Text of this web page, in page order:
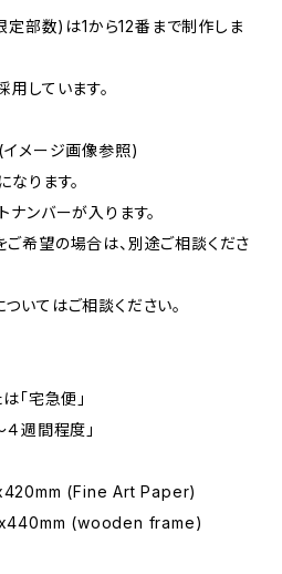
定部数)は1から12番まで制作しま
用しています。
イメージ画像参照)
なります。
ナンバーが入ります。
希望の場合は、別途ご相談くださ
いてはご相談ください。
「宅急便」
４週間程度」
(Fine Art Paper)
(wooden frame)